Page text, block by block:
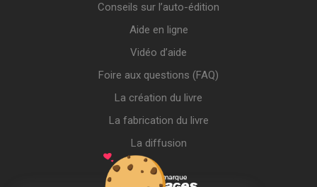
Conseils sur l’auto-édition
Aide en ligne
Vidéo d’aide
Foire aux questions (FAQ)
La création du livre
La fabrication du livre
La diffusion